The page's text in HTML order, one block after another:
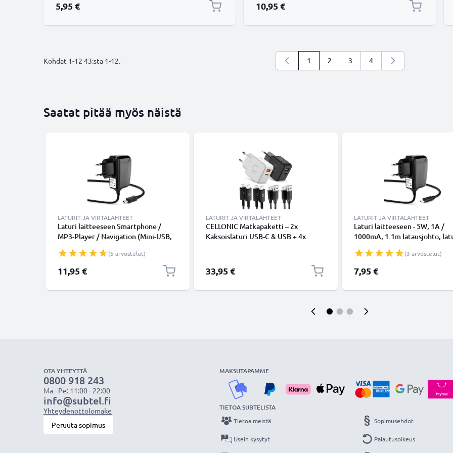
5,95 € 10,95 €
Kohdat 1-12 43:sta 1-12. Luet parhaillaan sivua
1 Sivu
2 Sivu
3 Sivu
4
Saatat pitää myös näistä
LATURIT JA VIRTALÄHTEET
Laturi laitteeseen Smartphone /
MP3-Player / Navigation (Mini-USB,
2000mA, 1,2m latausjohto, laturi
(5 arvostelut)
11,95 €
LATURIT JA VIRTALÄHTEET
CELLONIC Matkapaketti – 2x
Kaksoislaturi USB-C & USB + 4x
Tableteille, Kaiuttimille, Älykelloille
ym. – 2x 20W PD USB-pikalaturia
33,95 €
LATURIT JA VIRTALÄHTEET
Laturi laitteeseen - 5W, 1A /
1000mA, 1.1m latausjohto,
(3 arvostelut)
7,95 €
OTA YHTEYTTÄ
0800 918 243
Ma - Pe: 11:00 - 22:00
info@subtel.fi
Yhteydenottolomake
Peruuta sopimus
MAKSUTAPAMME
TIETOA SUBTELISTA
Tietoa meistä
Usein kysytyt
Sopimusehdot
Palautusoikeus